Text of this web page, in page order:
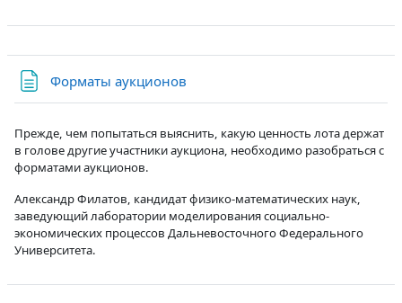
Форматы аукционов
Прежде, чем попытаться выяснить, какую ценность лота держат
в голове другие участники аукциона, необходимо разобраться с
форматами аукционов.
Александр Филатов, кандидат физико-математических наук,
заведующий лаборатории моделирования социально-
экономических процессов Дальневосточного Федерального
Университета.